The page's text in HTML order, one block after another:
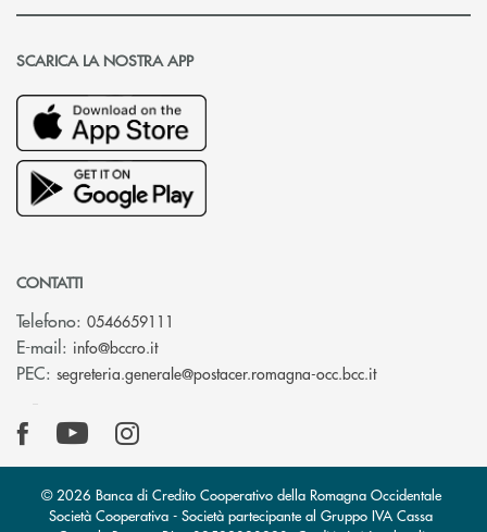
SCARICA LA NOSTRA APP
CONTATTI
Telefono: 0546659111
E-mail: info@bccro.it(si apre l’app di posta elettronica)
PEC: segreteria.generale@postacer.romagna-occ.bcc.it(si apre l’app
© 2026 Banca di Credito Cooperativo della Romagna Occidentale
Società Cooperativa - Società partecipante al Gruppo IVA Cassa